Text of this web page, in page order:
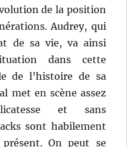
de la position
Audrey, qui
de sa vie, va ainsi
dans cette
de l’histoire de sa
met en scène assez
et sans
sont habilement
On peut se